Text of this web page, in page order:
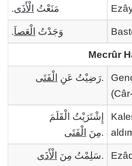
مَنَعْتُ الْأَذَى.
وَجَدْتُ الْعَصاَ.
Mecrûr
رَضِيْتُ عَنِ الْفَتَى .
إِشْتَرَيْتُ الْقَلَمَ
مِنَ الْفَتَى .
سَلِمْتُ مِنَ الْأَذَى .